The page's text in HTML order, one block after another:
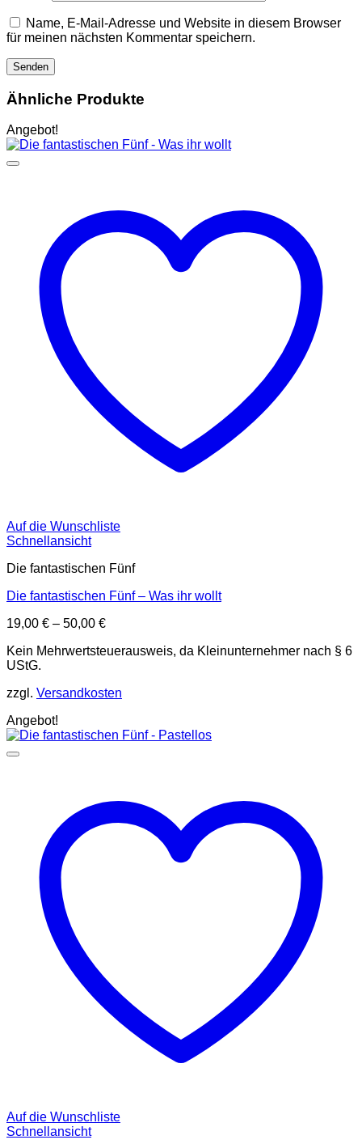
Name, E-Mail-Adresse und Website in diesem Browser
für meinen nächsten Kommentar speichern.
Ähnliche Produkte
Angebot!
Auf die Wunschliste
Schnellansicht
Die fantastischen Fünf
Die fantastischen Fünf – Was ihr wollt
19,00 € – 50,00 €
Kein Mehrwertsteuerausweis, da Kleinunternehmer nach § 6
UStG.
zzgl. Versandkosten
Angebot!
Auf die Wunschliste
Schnellansicht